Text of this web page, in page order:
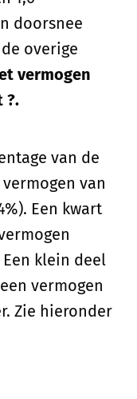
doorsnee
overige
vermogen
?.
van de
van
Een kwart
klein deel
vermogen
Zie hieronder